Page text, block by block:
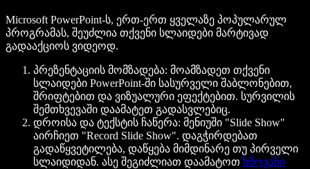
Microsoft PowerPoint-ს, ერთ-ერთ ყველაზე პოპულარულ
პროგრამას, შეუძლია თქვენი სლაიდები მარტივად
გადააქციოს ვიდეოდ.
პრეზენტაციის მომზადება: მოამზადეთ თქვენი
სლაიდები PowerPoint-ში სასურველი შაბლონებით,
შრიფტებით და ვიზუალური ეფექტებით. სურვილის
შემთხვევაში დაამატეთ გადასვლებიც.
დროისა და ტექსტის ჩაწერა: მენიუში "Slide Show"
აირჩიეთ "Record Slide Show". დაგჭირდებათ
გადაწყვეტილება, დაწყება მიმდინარე თუ პირველი
სლაიდიდან. ასე შეგიძლიათ დაამატოთ ხმოვანი